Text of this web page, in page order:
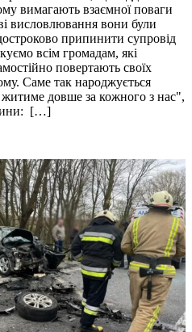
вимагають взаємної поваги
висловлювання вони були
припинити супровід
всім громадам, які
повертають своїх
Саме так народжується
довше за кожного з нас",
[…]